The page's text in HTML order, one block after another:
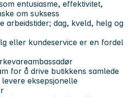
entusiasme, effektivitet,
om suksess
arbeidstider; dag, kveld, helg og
eller kundeservice er en fordel
for å drive butikkens samlede
eksepsjonelle